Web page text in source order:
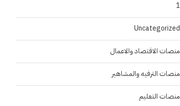
1
Uncategorized
منصات الاقتصاد والاعمال
منصات الترفيه والمشاهير
منصات التعليم